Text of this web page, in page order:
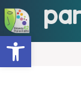
Ouvrir la barre d’outils